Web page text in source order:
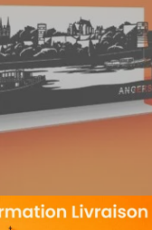
SKYLINE SUR SOCLE